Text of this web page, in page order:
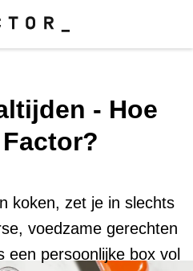
- Hoe
koken, zet je in slechts
voedzame gerechten
een persoonlijke box vol